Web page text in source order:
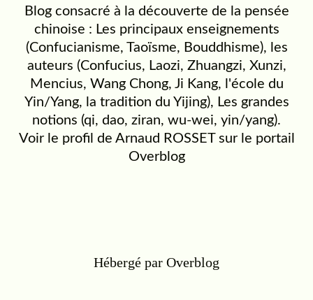
Blog consacré à la découverte de la pensée
chinoise : Les principaux enseignements
(Confucianisme, Taoïsme, Bouddhisme), les
auteurs (Confucius, Laozi, Zhuangzi, Xunzi,
Mencius, Wang Chong, Ji Kang, l'école du
Yin/Yang, la tradition du Yijing), Les grandes
notions (qi, dao, ziran, wu-wei, yin/yang).
Voir le profil de Arnaud ROSSET sur le portail
Overblog
Hébergé par Overblog